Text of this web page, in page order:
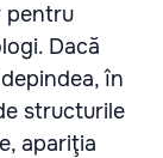
pentru
Dacă
în
structurile
apariţia